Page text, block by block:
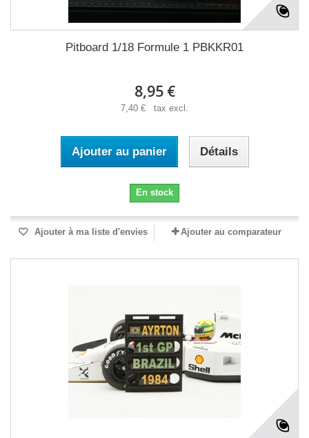
Pitboard 1/18 Formule 1 PBKKR01
8,95 €
7,40 € tax excl.
Ajouter au panier Détails
En stock
Ajouter à ma liste d'envies Ajouter au comparateur